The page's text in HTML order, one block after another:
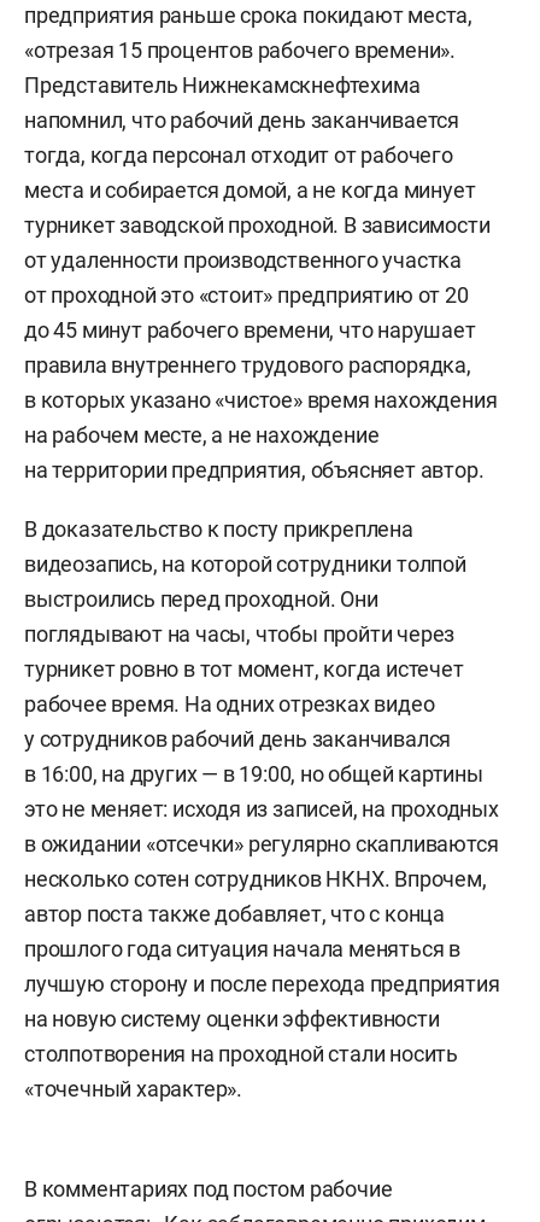
предприятия раньше срока покидают места,
«отрезая 15 процентов рабочего времени».
Представитель Нижнекамскнефтехима
напомнил, что рабочий день заканчивается
тогда, когда персонал отходит от рабочего
места и собирается домой, а не когда минует
турникет заводской проходной. В зависимости
от удаленности производственного участка
от проходной это «стоит» предприятию от 20
до 45 минут рабочего времени, что нарушает
правила внутреннего трудового распорядка,
в которых указано «чистое» время нахождения
на рабочем месте, а не нахождение
на территории предприятия, объясняет автор.
В доказательство к посту прикреплена
видеозапись, на которой сотрудники толпой
выстроились перед проходной. Они
поглядывают на часы, чтобы пройти через
турникет ровно в тот момент, когда истечет
рабочее время. На одних отрезках видео
у сотрудников рабочий день заканчивался
в 16:00, на других — в 19:00, но общей картины
это не меняет: исходя из записей, на проходных
в ожидании «отсечки» регулярно скапливаются
несколько сотен сотрудников НКНХ. Впрочем,
автор поста также добавляет, что с конца
прошлого года ситуация начала меняться в
лучшую сторону и после перехода предприятия
на новую систему оценки эффективности
столпотворения на проходной стали носить
«точечный характер».
В комментариях под постом рабочие